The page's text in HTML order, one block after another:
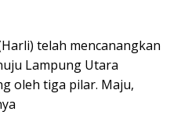
telah mencanangkan
Lampung Utara
oleh tiga pilar. Maju,